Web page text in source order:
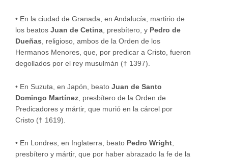
• En la ciudad de Granada, en Andalucía, martirio de
los beatos Juan de Cetina , presbítero, y Pedro de
Dueñas , religioso, ambos de la Orden de los
Hermanos Menores, que, por predicar a Cristo, fueron
degollados por el rey musulmán († 1397).
• En Suzuta, en Japón, beato Juan de Santo
Domingo Martínez , presbítero de la Orden de
Predicadores y mártir, que murió en la cárcel por
Cristo († 1619).
• En Londres, en Inglaterra, beato Pedro Wright,
presbítero y mártir, que por haber abrazado la fe de la